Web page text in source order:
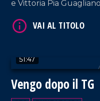
e Vittoria Pia
accoglienza del
51:47
Vengo dopo il TG